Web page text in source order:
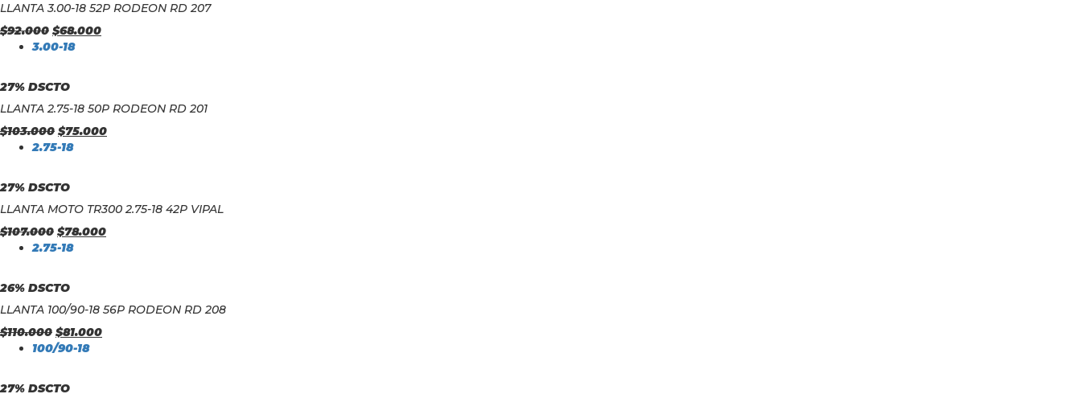
LLANTA 3.00-18 52P RODEON RD 207
$92.000 $68.000
3.00-18
27% DSCTO
LLANTA 2.75-18 50P RODEON RD 201
$103.000 $75.000
2.75-18
27% DSCTO
LLANTA MOTO TR300 2.75-18 42P VIPAL
$107.000 $78.000
2.75-18
26% DSCTO
LLANTA 100/90-18 56P RODEON RD 208
$110.000 $81.000
100/90-18
27% DSCTO